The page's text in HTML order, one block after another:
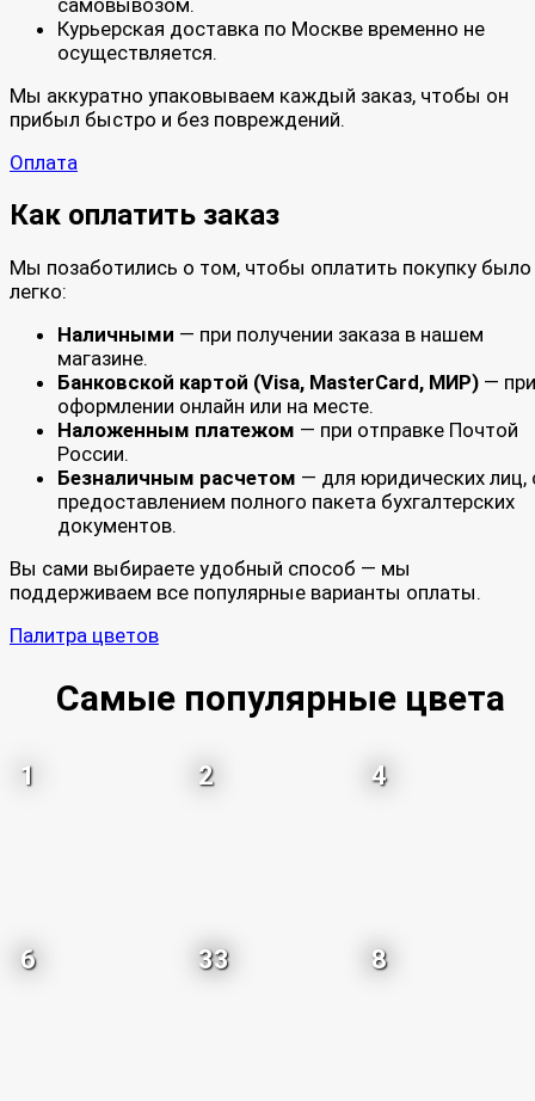
самовывозом.
Курьерская доставка по Москве временно не
осуществляется.
Мы аккуратно упаковываем каждый заказ, чтобы он
прибыл быстро и без повреждений.
Оплата
Как оплатить заказ
Мы позаботились о том, чтобы оплатить покупку было
легко:
Наличными — при получении заказа в нашем
магазине.
Банковской картой (Visa, MasterCard, МИР) — при
оформлении онлайн или на месте.
Наложенным платежом — при отправке Почтой
России.
Безналичным расчетом — для юридических лиц,
предоставлением полного пакета бухгалтерских
документов.
Вы сами выбираете удобный способ — мы
поддерживаем все популярные варианты оплаты.
Палитра цветов
Самые популярные цвета
1 2 4
6 33 8